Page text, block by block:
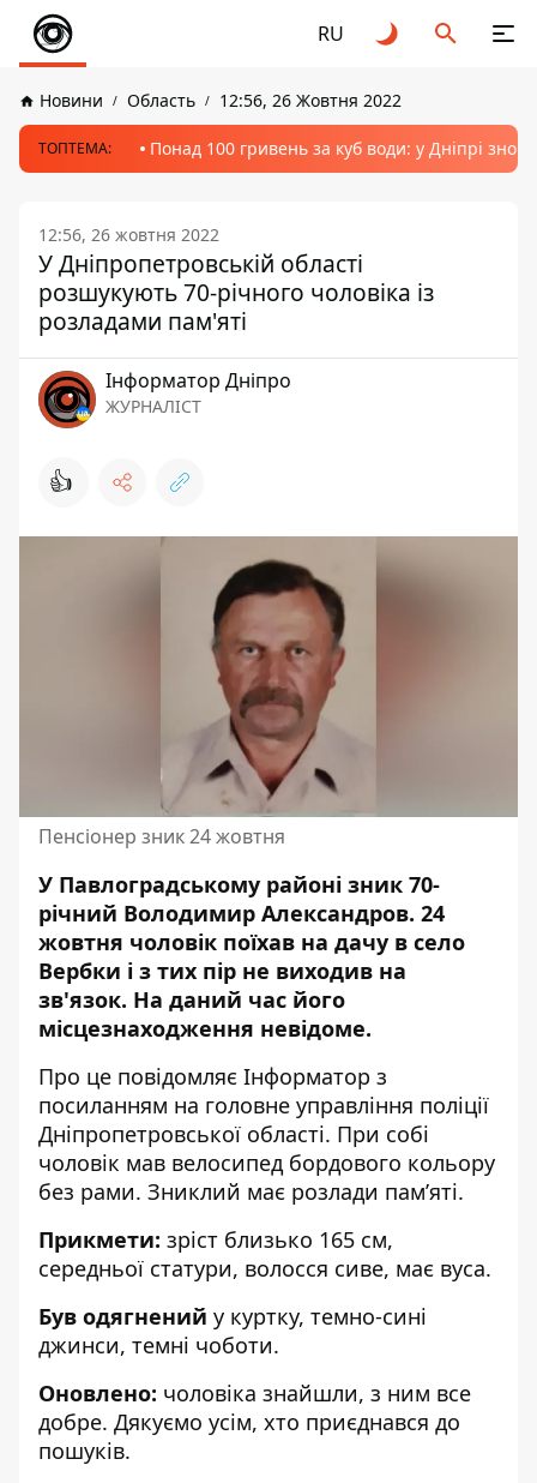
RU
Новини Область 12:56, 26 Жовтня 2022
ТОПТЕМА: Понад 100 гривень за куб води: у Дніпрі
12:56, 26 жовтня 2022
У Дніпропетровській області
розшукують 70-річного чоловіка із
розладами пам'яті
Інформатор Дніпро
ЖУРНАЛІСТ
👍
Пенсіонер зник 24 жовтня
У Павлоградському районі зник 70-
річний Володимир Александров. 24
жовтня чоловік поїхав на дачу в село
Вербки і з тих пір не виходив на
зв'язок. На даний час його
місцезнаходження невідоме.
Про це повідомляє Інформатор з
посиланням на головне управління поліції
Дніпропетровської області. При собі
чоловік мав велосипед бордового кольору
без рами. Зниклий має розлади пам’яті.
Прикмети: зріст близько 165 см,
середньої статури, волосся сиве, має вуса.
Був одягнений у куртку, темно-сині
джинси, темні чоботи.
Оновлено: чоловіка знайшли, з ним все
добре. Дякуємо усім, хто приєднався до
пошуків.